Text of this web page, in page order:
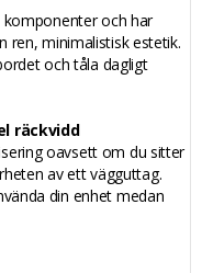
komponenter och har
ren, minimalistisk estetik.
och tåla dagligt
räckvidd
oavsett om du sitter
av ett vägguttag.
din enhet medan